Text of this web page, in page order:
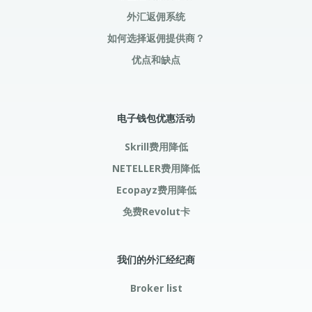
外汇返佣系统
如何选择返佣提供商？
优点和缺点
电子钱包优惠活动
Skrill费用降低
NETELLER费用降低
Ecopayz费用降低
免费Revolut卡
我们的外汇经纪商
Broker list